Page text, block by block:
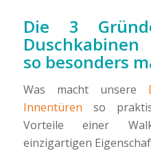
Die 3
so besonders
Was macht unsere
Innentüren so
Vorteile einer
einzigartigen